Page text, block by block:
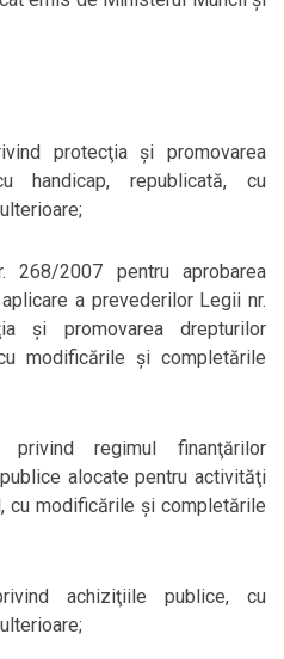
protecţia şi promovarea
handicap, republicată, cu
268/2007 pentru aprobarea
a prevederilor Legii nr.
şi promovarea drepturilor
modificările şi completările
regimul finanţărilor
alocate pentru activităţi
cu modificările şi completările
achiziţiile publice, cu